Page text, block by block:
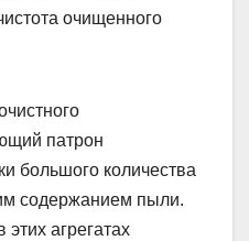
очищенного
патрон
большого количества
содержанием пыли.
агрегатах